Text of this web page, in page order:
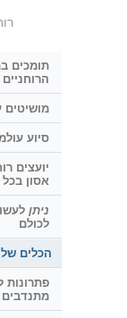
תומכים
סיוע
יועצים
אסון
ניתן
לכולם
הכלים של
פתרונות
מתנדבים